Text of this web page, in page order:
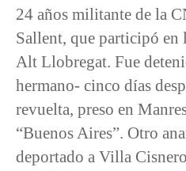
24 años militante de la
Sallent, que participó en
Alt Llobregat. Fue
hermano- cinco días
revuelta, preso en
“Buenos Aires”. Otro
deportado a Villa